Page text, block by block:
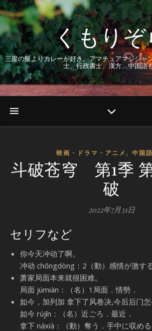
くもり
三度の飯よりカレーが好き。アマチュアマジシャ
士、行政書士、漢方、中国語
映画・ドラマ・アニメ , 中国
斗破苍穹 第1季
破
2022年7月31日
セリフなど
你今天冲动了啊。
冲动 chōngdòng：2（動）感情が激す
萧家局面本来就很困难。
局面 júmiàn：（名）1局面．情勢．
如今，加列加 拿下了风卷决,今后后门怎
如今 rújīn：（名）近ごろ．最近．
拿下 náxià：（動）奪う．手中に収める